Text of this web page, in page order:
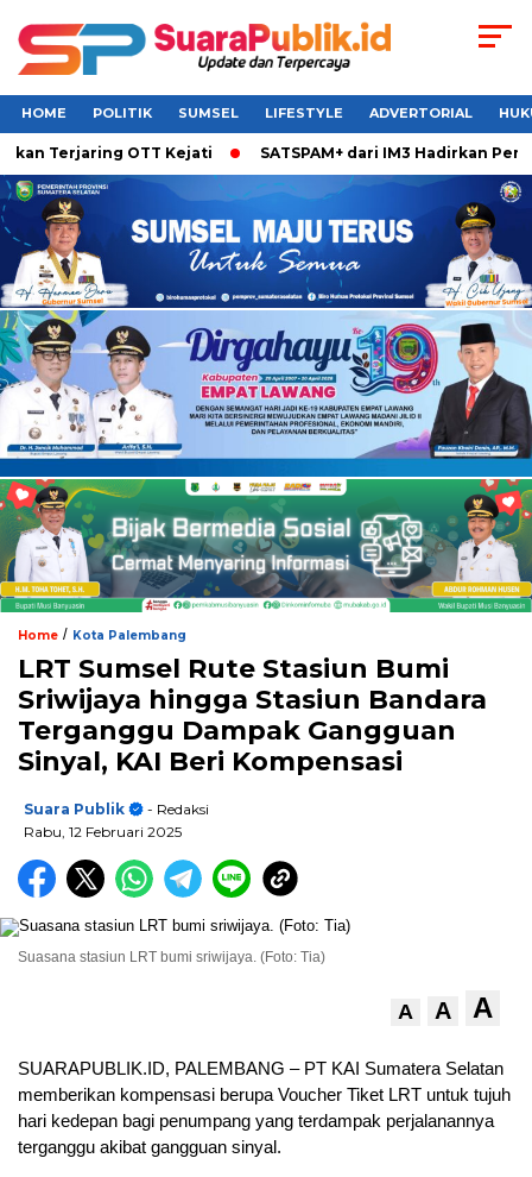
HOME POLITIK SUMSEL LIFESTYLE ADVERTORIAL
OTT Kejati SATSPAM+ dari IM3 Hadirkan
Home / Kota Palembang
LRT Sumsel Rute Stasiun Bumi
Sriwijaya hingga Stasiun Bandara
Terganggu Dampak Gangguan
Sinyal, KAI Beri Kompensasi
Suara Publik
- Redaksi
Rabu, 12 Februari 2025
Suasana stasiun LRT bumi sriwijaya. (Foto: Tia)
A A A
SUARAPUBLIK.ID, PALEMBANG – PT KAI Sumatera Selatan
memberikan kompensasi berupa Voucher Tiket LRT untuk tujuh
hari kedepan bagi penumpang yang terdampak perjalanannya
terganggu akibat gangguan sinyal.